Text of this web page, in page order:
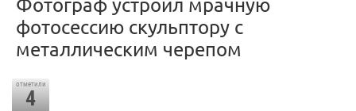
фотосессию скульптору с
металлическим черепом
отметили
4